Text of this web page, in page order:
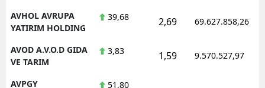
AVHOL AVRUPA
YATIRIM HOLDING
39,68 2,69 69.627.858,26
AVOD A.V.O.D GIDA
VE TARIM
3,83 1,59 9.570.527,97
AVPGY
51,80